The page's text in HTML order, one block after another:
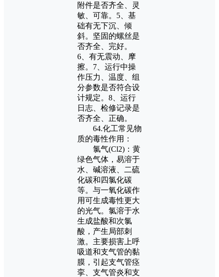
附件是否齐全、灵
敏、可靠。5、基
础有无下沉、倾
斜。坚固的螺丝是
否齐全、完好。
6、有无震动、摩
擦。7、运行中操
作压力、温度、组
分参数是否符合设
计规定。8、运行
日志、检修记录是
否齐全、正确。
64.化工常见物
质的毒性作用：
氯气(Cl2)：黄
绿色气体，易溶于
水、碱溶液、二硫
化碳和四氯化碳
等。与一氧化碳作
用可生成毒性更大
的光气。氯溶于水
生成盐酸和次氯
酸，产生局部刺
激。主要损害上呼
吸道和支气管的黏
膜，引起支气管痉
挛、支气管炎和支